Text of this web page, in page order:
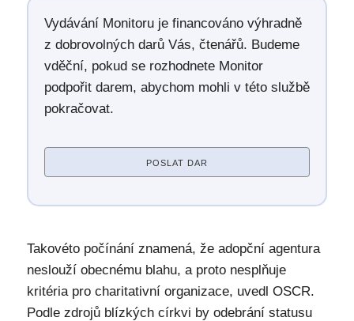
Vydávání Monitoru je financováno výhradně
z dobrovolných darů Vás, čtenářů. Budeme
vděční, pokud se rozhodnete Monitor
podpořit darem, abychom mohli v této službě
pokračovat.
POSLAT DAR
Takovéto počínání znamená, že adopční agentura
neslouží obecnému blahu, a proto nesplňuje
kritéria pro charitativní organizace, uvedl OSCR.
Podle zdrojů blízkých církvi by odebrání statusu